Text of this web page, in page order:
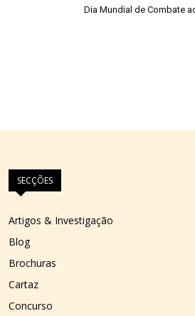
Dia Mundial de Combate
SECÇÕES
Artigos & Investigação
Blog
Brochuras
Cartaz
Concurso